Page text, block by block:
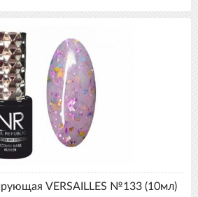
VERSAILLES №133 (10мл)